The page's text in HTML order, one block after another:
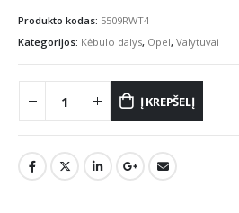
was:
€15.00.
is:
€9.99.
Produkto kodas: 5509RWT4
Kategorijos: Kėbulo dalys, Opel, Valytuvai
Į KREPŠELĮ